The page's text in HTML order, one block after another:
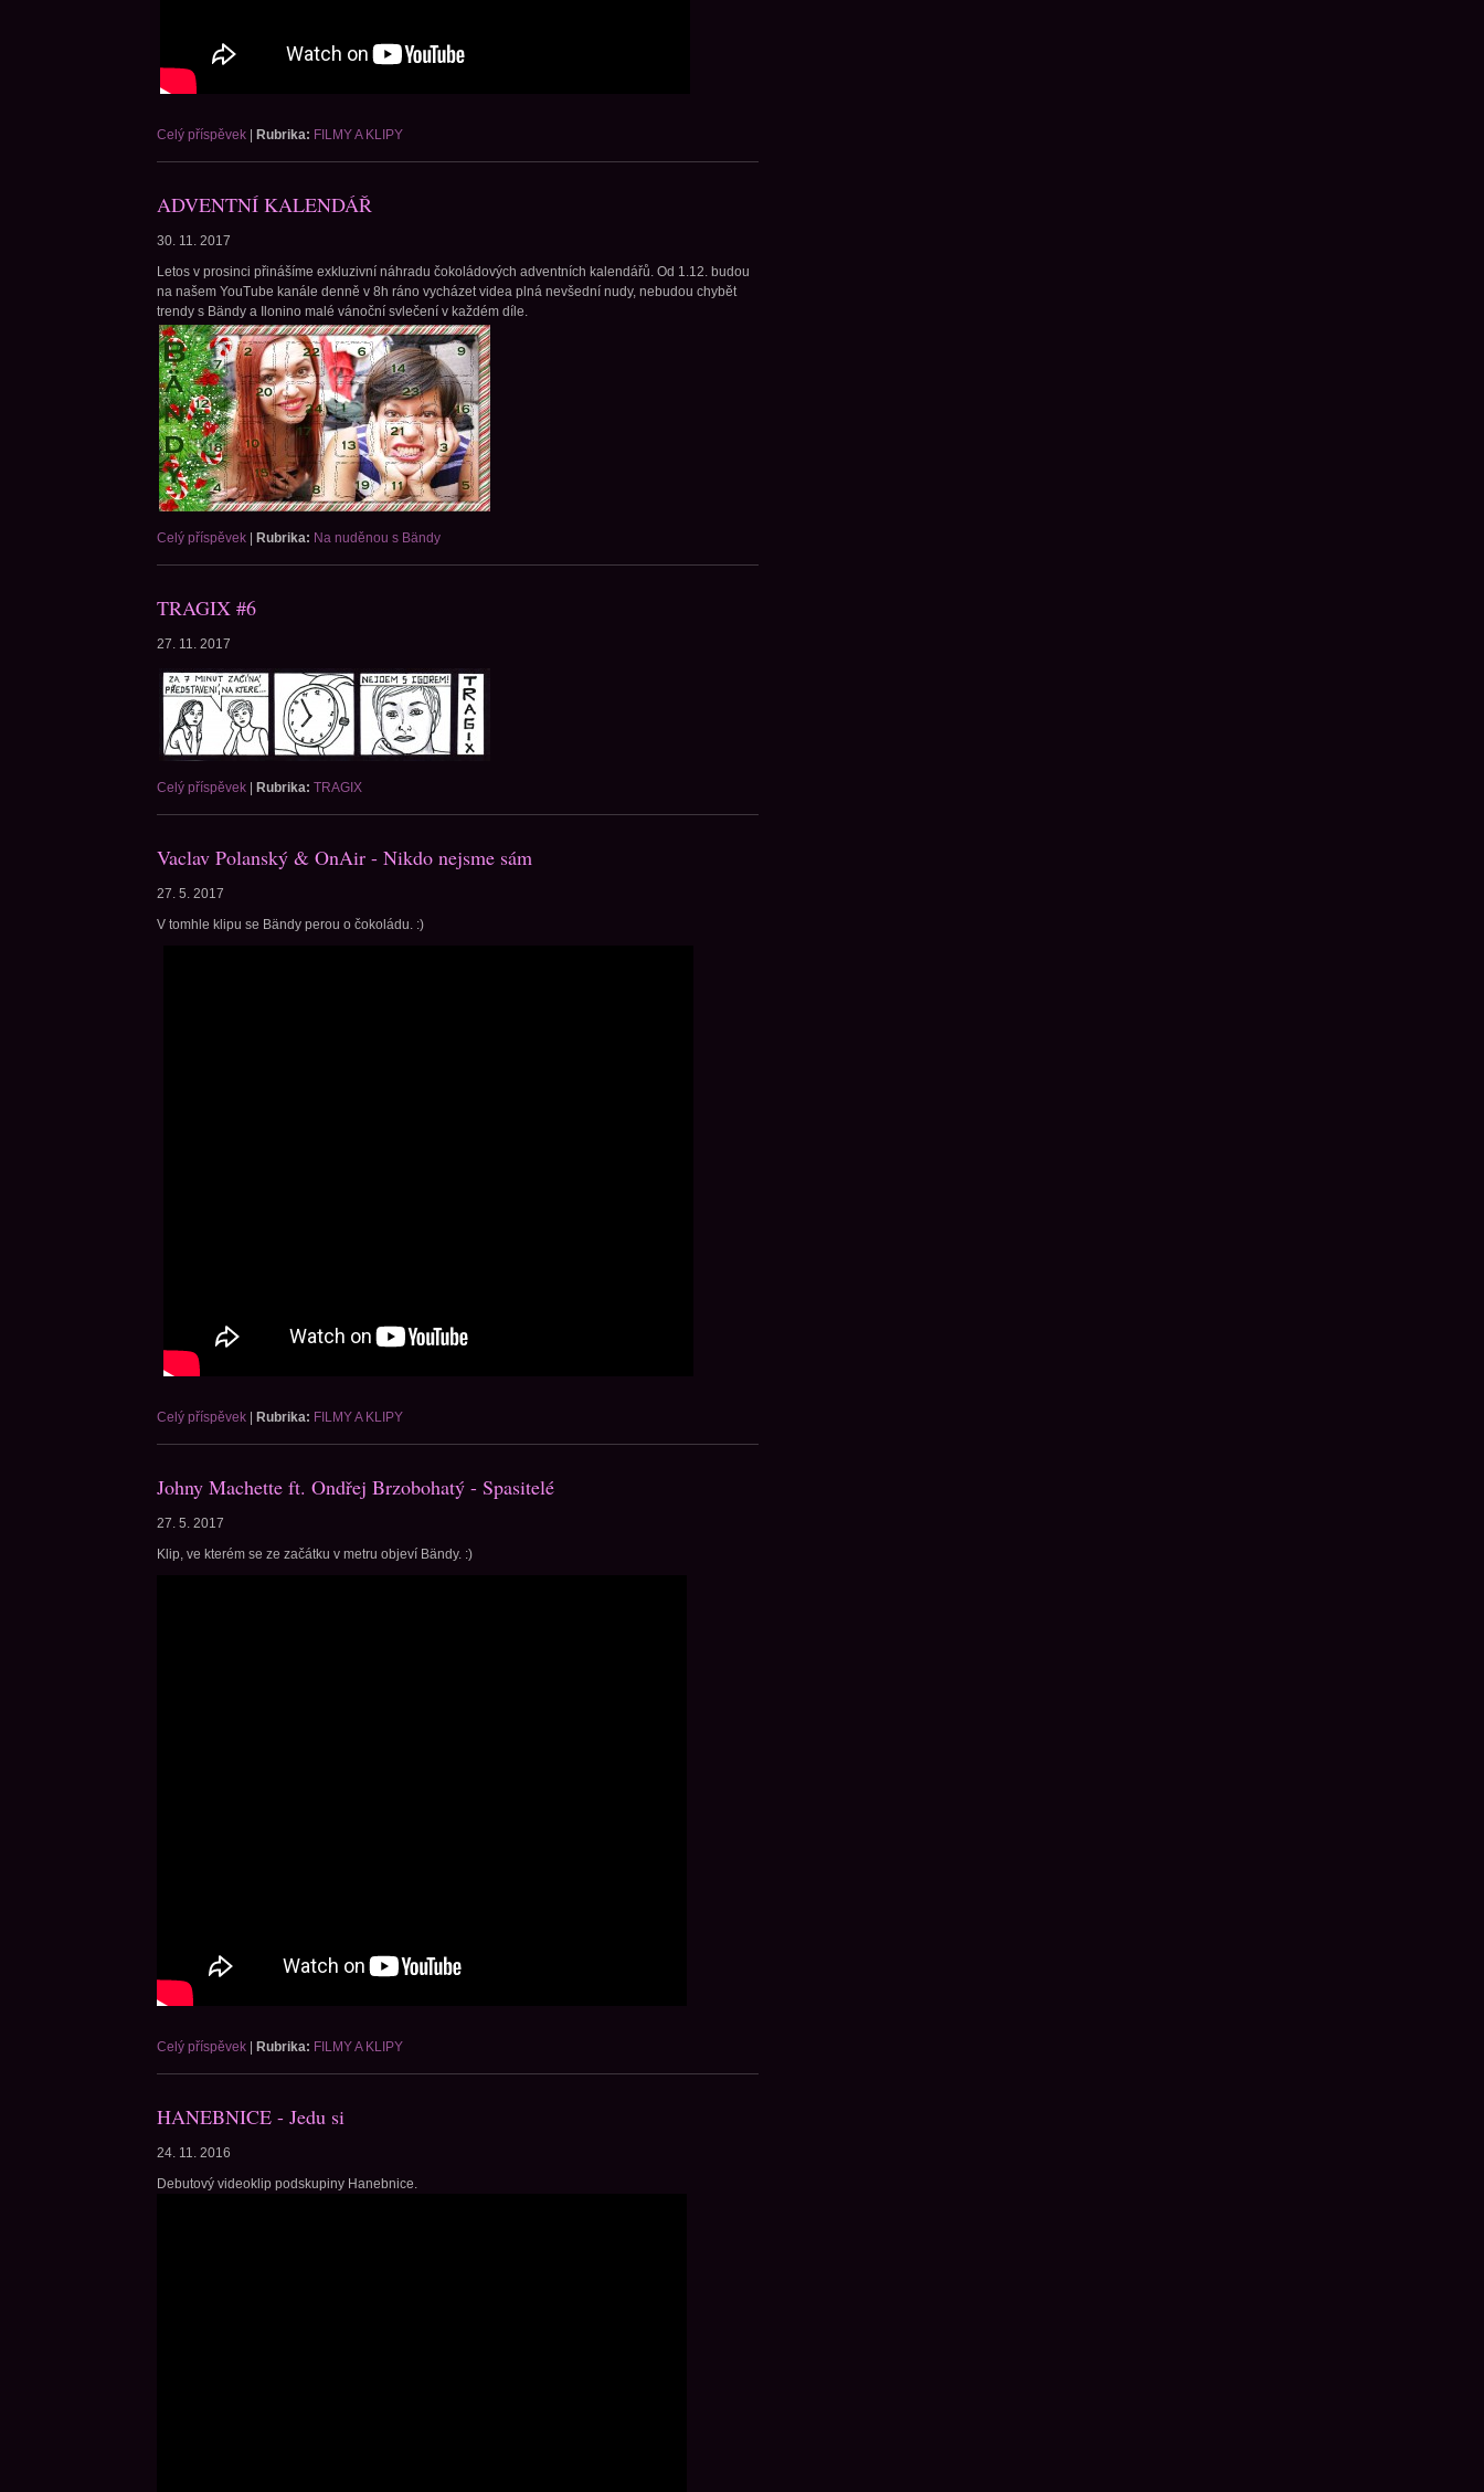
Celý příspěvek Rubrika: FILMY A KLIPY
ADVENTNÍ KALENDÁŘ
30. 11. 2017
Letos v prosinci přinášíme exkluzivní náhradu čokoládových adventních kalendářů. Od 1.12. budou
na našem YouTube kanále denně v 8h ráno vycházet videa plná nevšední nudy, nebudou chybět
trendy s Bändy a Ilonino malé vánoční svlečení v každém díle.
Celý příspěvek Rubrika: Na nuděnou s Bändy
TRAGIX #6
27. 11. 2017
Celý příspěvek Rubrika: TRAGIX
Vaclav Polanský & OnAir - Nikdo nejsme sám
27. 5. 2017
V tomhle klipu se Bändy perou o čokoládu. :)
Celý příspěvek Rubrika: FILMY A KLIPY
Johny Machette ft. Ondřej Brzobohatý - Spasitelé
27. 5. 2017
Klip, ve kterém se ze začátku v metru objeví Bändy. :)
Celý příspěvek Rubrika: FILMY A KLIPY
HANEBNICE - Jedu si
24. 11. 2016
Debutový videoklip podskupiny Hanebnice.